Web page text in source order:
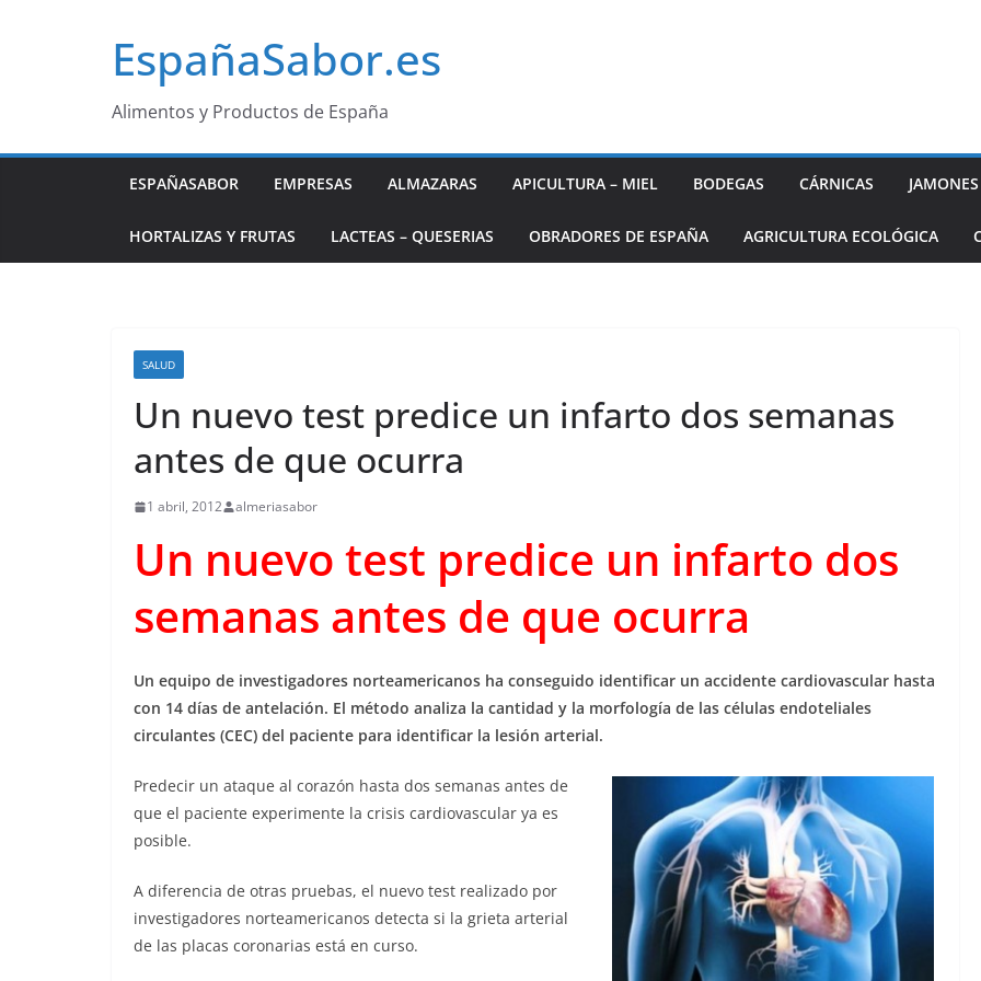
EspañaSabor.es
Alimentos y Productos de España
ESPAÑASABOR EMPRESAS ALMAZARAS APICULTURA – MIEL BODEGAS CÁRNICAS
HORTALIZAS Y FRUTAS LACTEAS – QUESERIAS OBRADORES DE ESPAÑA AGRICULTURA ECOLÓGICA
SALUD
Un nuevo test predice un infarto dos semanas
antes de que ocurra
1 abril, 2012 almeriasabor
Un nuevo test predice un infarto dos
semanas antes de que ocurra
Un equipo de investigadores norteamericanos ha conseguido identificar un accidente cardiovascular hasta
con 14 días de antelación. El método analiza la cantidad y la morfología de las células endoteliales
circulantes (CEC) del paciente para identificar la lesión arterial.
Predecir un ataque al corazón hasta dos semanas antes de
que el paciente experimente la crisis cardiovascular ya es
posible.
A diferencia de otras pruebas, el nuevo test realizado por
investigadores norteamericanos detecta si la grieta arterial
de las placas coronarias está en curso.